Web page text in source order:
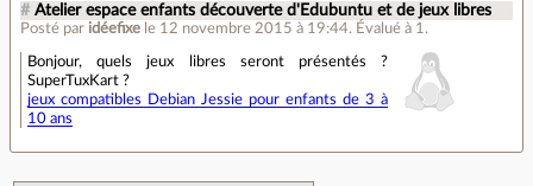
# Atelier espace enfants découverte d'Edubuntu et de jeux libres
Posté par idéefixe le 12 novembre 2015 à 19:44. Évalué à 1 .
Bonjour, quels jeux libres seront présentés ?
SuperTuxKart ?
jeux compatibles Debian Jessie pour enfants de 3 à
10 ans